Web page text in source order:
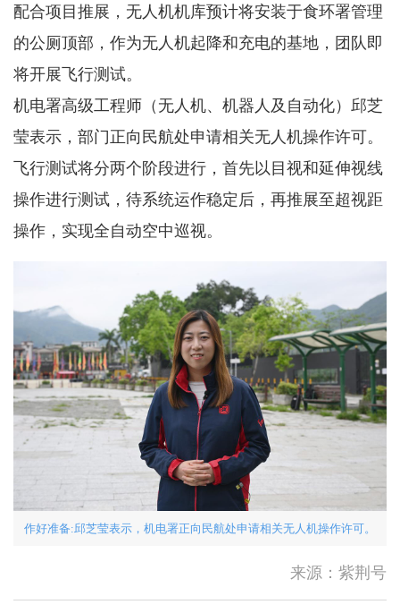
配合项目推展，无人机机库预计将安装于食环署管理
的公厕顶部，作为无人机起降和充电的基地，团队即
将开展飞行测试。
机电署高级工程师（无人机、机器人及自动化）邱芝
莹表示，部门正向民航处申请相关无人机操作许可。
飞行测试将分两个阶段进行，首先以目视和延伸视线
操作进行测试，待系统运作稳定后，再推展至超视距
操作，实现全自动空中巡视。
作好准备:邱芝莹表示，机电署正向民航处申请相关无人机操作许可。
来源：紫荆号
陈茂波：下半年将举办逾100
项盛事活动 料吸引逾185万旅
客
热带气旋白海豚正横过浙江并